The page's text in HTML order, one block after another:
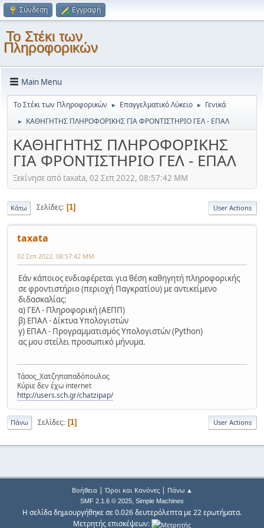
Σύνδεση Εγγραφή
Το Στέκι των
Πληροφορικών
Main Menu
Το Στέκι των Πληροφορικών ► Επαγγελματικό Λύκειο ► Γενικά
► ΚΑΘΗΓΗΤΗΣ ΠΛΗΡΟΦΟΡΙΚΗΣ ΓΙΑ ΦΡΟΝΤΙΣΤΗΡΙΟ ΓΕΛ - ΕΠΑΛ
ΚΑΘΗΓΗΤΗΣ ΠΛΗΡΟΦΟΡΙΚΗΣ
ΓΙΑ ΦΡΟΝΤΙΣΤΗΡΙΟ ΓΕΛ - ΕΠΑΛ
Ξεκίνησε από taxata, 02 Σεπ 2022, 08:57:42 ΜΜ
Κάτω Σελίδες 1 User Actions
taxata
02 Σεπ 2022, 08:57:42 ΜΜ
Εάν κάποιος ενδιαφέρεται για θέση καθηγητή πληροφορικής
σε φροντιστήριο (περιοχή Παγκρατίου) με αντικείμενο
διδασκαλίας:
α) ΓΕΛ - Πληροφορική (ΑΕΠΠ)
β) ΕΠΑΛ - Δίκτυα Υπολογιστών
γ) ΕΠΑΛ - Προγραμματισμός Υπολογιστών (Python)
ας μου στείλει προσωπικό μήνυμα.
Τάσος_Χατζηπαπαδόπουλος
Κύριε δεν έχω internet
http://users.sch.gr/chatzipap/
Πάνω Σελίδες 1 User Actions
Βοήθεια| Όροι και Κανόνες| Πάνω ▲
SMF 2.1.6 © 2025, Simple Machines
Η σελίδα δημιουργήθηκε σε 0.026 δευτερόλεπτα με 22 ερωτήματα.
Μετρητής επισκέψεων: